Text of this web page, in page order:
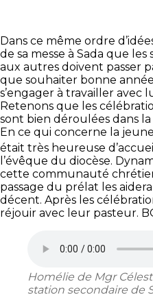
Dans ce même ordre
de sa messe à Sada que
aux autres doivent passer
que souhaiter bonne année
s’engager à travailler avec
Retenons que les
sont bien déroulées dans
En ce qui concerne la
était très heureuse
l’évêque du diocèse.
cette communauté
passage du prélat les
décent. Après les
réjouir avec leur pasteur.
Homélie de Mgr
station secondaire de